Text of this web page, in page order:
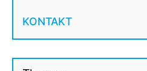
KONTAKT